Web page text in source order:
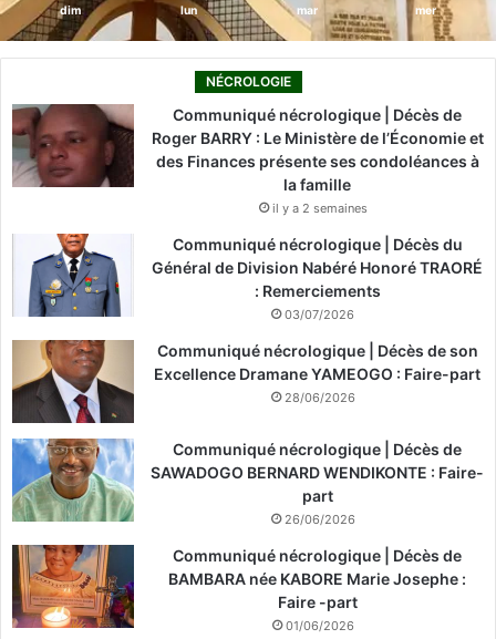
dim lun mar mer
NÉCROLOGIE
Communiqué nécrologique | Décès de
Roger BARRY : Le Ministère de l’Économie et
des Finances présente ses condoléances à
la famille
il y a 2 semaines
Communiqué nécrologique | Décès du
Général de Division Nabéré Honoré TRAORÉ
: Remerciements
03/07/2026
Communiqué nécrologique | Décès de son
Excellence Dramane YAMEOGO : Faire-part
28/06/2026
Communiqué nécrologique | Décès de
SAWADOGO BERNARD WENDIKONTE : Faire-
part
26/06/2026
Communiqué nécrologique | Décès de
BAMBARA née KABORE Marie Josephe :
Faire -part
01/06/2026